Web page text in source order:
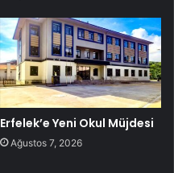
Erfelek’e Yeni Okul Müjdesi
Ağustos 7, 2026